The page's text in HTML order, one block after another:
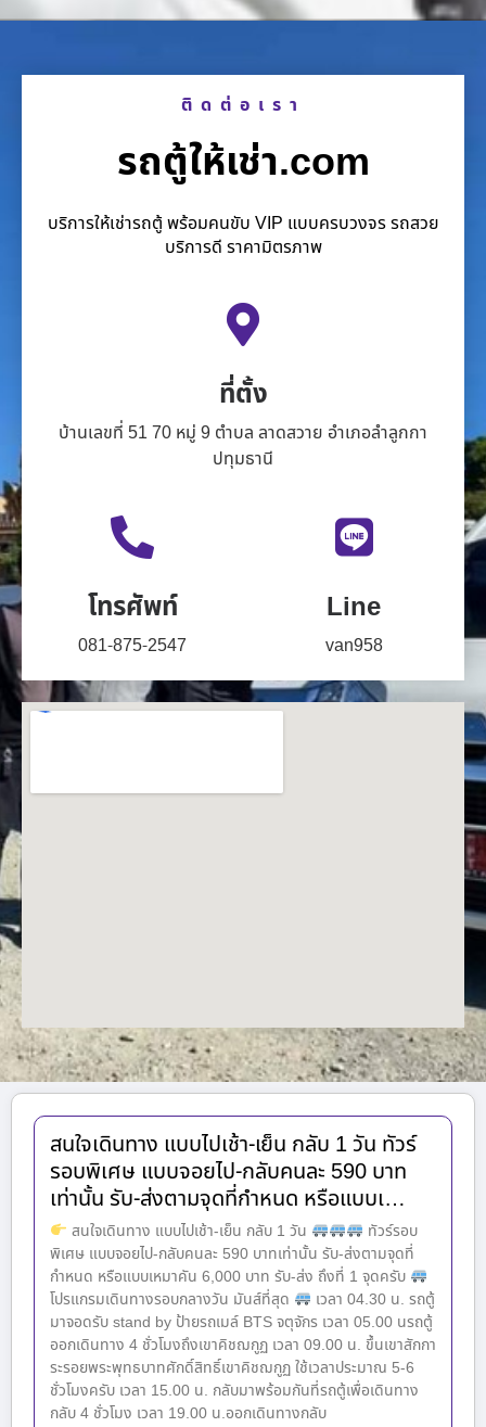
ติดต่อเรา
รถตู้ให้เช่า.com
บริการให้เช่ารถตู้ พร้อมคนขับ VIP แบบครบวงจร รถสวย
บริการดี ราคามิตรภาพ
ที่ตั้ง
บ้านเลขที่ 51 70 หมู่ 9 ตำบล ลาดสวาย อำเภอลำลูกกา
ปทุมธานี
โทรศัพท์
081-875-2547
Line
van958
สนใจเดินทาง แบบไปเช้า-เย็น กลับ 1 วัน ทัวร์
รอบพิเศษ แบบจอยไป-กลับคนละ 590 บาท
เท่านั้น รับ-ส่งตามจุดที่กำหนด หรือแบบเ…
สนใจเดินทาง แบบไปเช้า-เย็น กลับ 1 วัน
ทัวร์รอบ
พิเศษ แบบจอยไป-กลับคนละ 590 บาทเท่านั้น รับ-ส่งตามจุดที่
กำหนด หรือแบบเหมาคัน 6,000 บาท รับ-ส่ง ถึงที่ 1 จุดครับ
โปรแกรมเดินทางรอบกลางวัน มันส์ที่สุด
เวลา 04.30 น. รถตู้
มาจอดรับ stand by ป้ายรถเมล์ BTS จตุจักร เวลา 05.00 นรถตู้
ออกเดินทาง 4 ชั่วโมงถึงเขาคิชฌกูฏ เวลา 09.00 น. ขึ้นเขาสักกา
ระรอยพระพุทธบาทศักดิ์สิทธิ์เขาคิชฌกูฏ ใช้เวลาประมาณ 5-6
ชั่วโมงครับ เวลา 15.00 น. กลับมาพร้อมกันที่รถตู้เพื่อเดินทาง
กลับ 4 ชั่วโมง เวลา 19.00 น.ออกเดินทางกลับ